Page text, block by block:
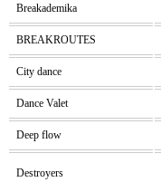
Breakademika
BREAKROUTES
City dance
Dance Valet
Deep flow
Destroyers